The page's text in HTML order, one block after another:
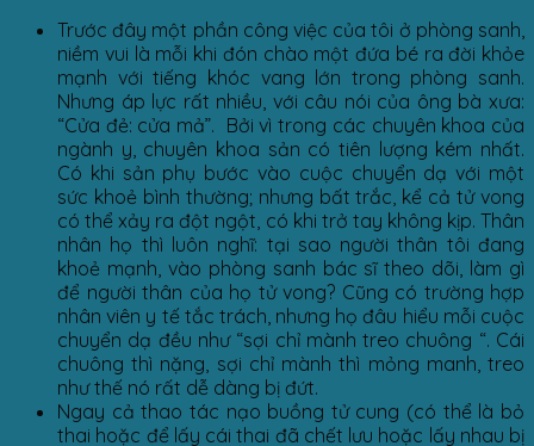
Trước đây một phần công việc của tôi ở phòng sanh,
niềm vui là mỗi khi đón chào một đứa bé ra đời khỏe
mạnh với tiếng khóc vang lớn trong phòng sanh.
Nhưng áp lực rất nhiều, với câu nói của ông bà xưa:
“Cửa đẻ: cửa mả”. Bởi vì trong các chuyên khoa của
ngành y, chuyên khoa sản có tiên lượng kém nhất.
Có khi sản phụ bước vào cuộc chuyển dạ với một
sức khoẻ bình thường; nhưng bất trắc, kể cả tử vong
có thể xảy ra đột ngột, có khi trở tay không kịp. Thân
nhân họ thì luôn nghĩ: tại sao người thân tôi đang
khoẻ mạnh, vào phòng sanh bác sĩ theo dõi, làm gì
để người thân của họ tử vong? Cũng có trường hợp
nhân viên y tế tắc trách, nhưng họ đâu hiểu mỗi cuộc
chuyển dạ đều như “sợi chỉ mành treo chuông “. Cái
chuông thì nặng, sợi chỉ mành thì mỏng manh, treo
như thế nó rất dễ dàng bị đứt.
Ngay cả thao tác nạo buồng tử cung (có thể là bỏ
thai hoặc để lấy cái thai đã chết lưu hoặc lấy nhau bị